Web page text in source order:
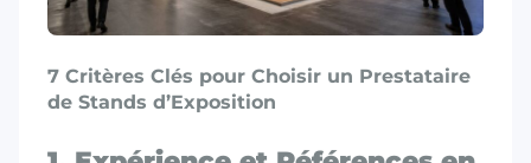
7 Critères Clés pour Choisir un Prestataire
de Stands d’Exposition